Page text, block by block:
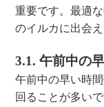
重要です。最適
のイルカに出会
3.1. 午前中の
午前中の早い時
回ることが多い